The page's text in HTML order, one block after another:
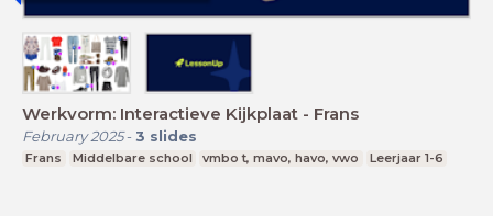
Werkvorm: Interactieve Kijkplaat - Frans
February 2025- 3 slides
Frans Middelbare school vmbo t, mavo, havo, vwo Leerjaar 1-6